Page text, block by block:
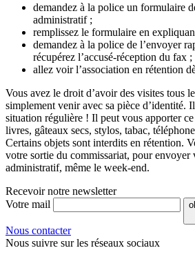
demandez à la police un formulaire
administratif ;
remplissez le formulaire en
demandez à la police de l’envoyer
récupérez l’accusé-réception du fax ;
allez voir l’association en rétention
Vous avez le droit d’avoir des visites tous
simplement venir avec sa pièce d’identité.
situation régulière ! Il peut vous apporter
livres, gâteaux secs, stylos, tabac,
Certains objets sont interdits en rétention.
votre sortie du commissariat, pour envoyer
administratif, même le week-end.
Recevoir notre newsletter
Votre mail
Nous contacter
Nous suivre sur les réseaux sociaux